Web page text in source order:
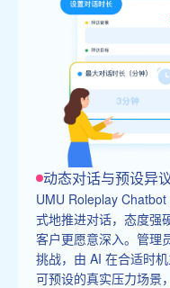
动态对话与预设异
UMU Roleplay
式地推进对话，态度强
客户更愿意深入。管理
挑战，由 AI 在合适时
可预设的真实压力场景